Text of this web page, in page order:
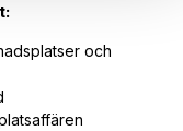
och